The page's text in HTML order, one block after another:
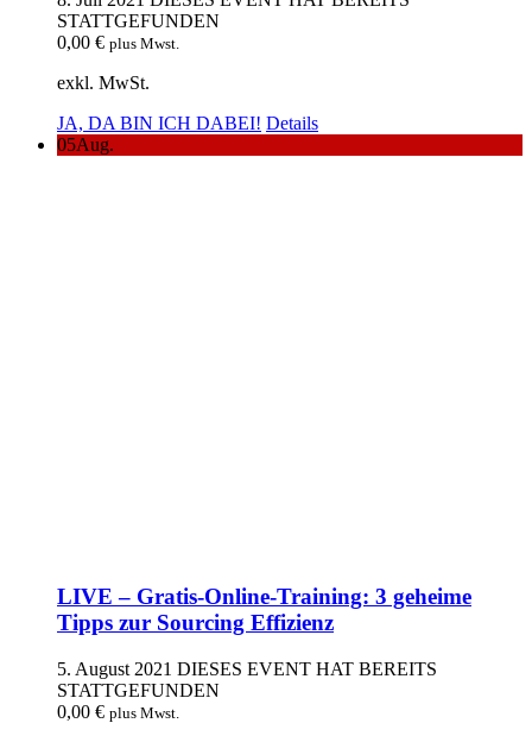
STATTGEFUNDEN
0,00 € plus Mwst.
exkl. MwSt.
JA, DA BIN ICH DABEI! Details
05Aug.
LIVE – Gratis-Online-Training: 3 geheime
Tipps zur Sourcing Effizienz
5. August 2021 DIESES EVENT HAT BEREITS
STATTGEFUNDEN
0,00 € plus Mwst.